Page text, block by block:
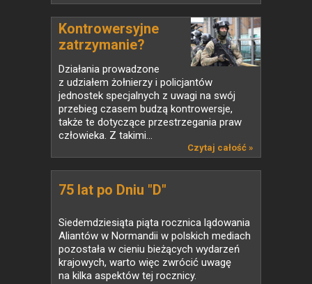
Kontrowersyjne
zatrzymanie?
Działania prowadzone
z udziałem żołnierzy i policjantów
jednostek specjalnych z uwagi na swój
przebieg czasem budzą kontrowersje,
także te dotyczące przestrzegania praw
człowieka. Z takimi...
Czytaj całość »
75 lat po Dniu "D"
Siedemdziesiąta piąta rocznica lądowania
Aliantów w Normandii w polskich mediach
pozostała w cieniu bieżących wydarzeń
krajowych, warto więc zwrócić uwagę
na kilka aspektów tej rocznicy.